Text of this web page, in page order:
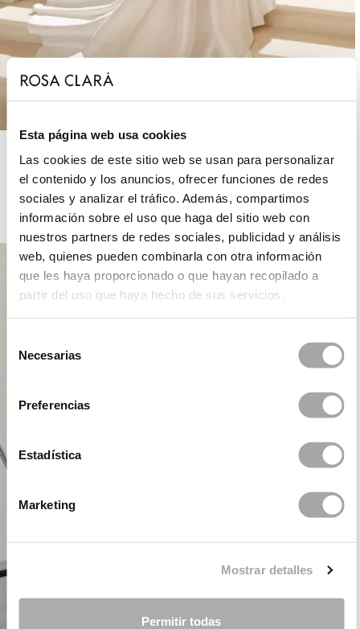
Esta página web usa cookies
Las cookies de este sitio web se usan para personalizar
el contenido y los anuncios, ofrecer funciones de redes
sociales y analizar el tráfico. Además, compartimos
información sobre el uso que haga del sitio web con
nuestros partners de redes sociales, publicidad y análisis
web, quienes pueden combinarla con otra información
que les haya proporcionado o que hayan recopilado a
partir del uso que haya hecho de sus servicios.
Necesarias
Preferencias
Estadística
Marketing
Mostrar detalles
Permitir todas
ROSA CLARÁ DREAMS
COCKTAIL